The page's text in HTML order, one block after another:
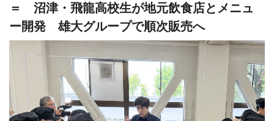
＝ 沼津・飛龍高校生が地元飲食店とメニュ
ー開発 雄大グループで順次販売へ